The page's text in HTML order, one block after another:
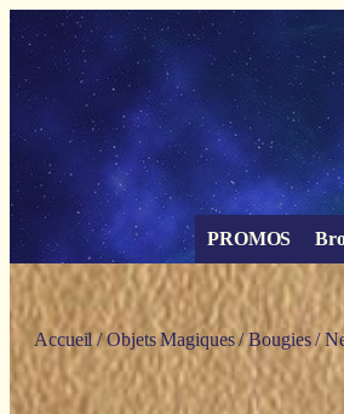
Panneau de gestion des cookies
PROMOS
Accueil /Objets Magiques/Bougies/